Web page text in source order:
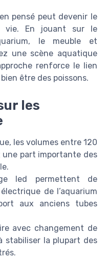
pensé peut devenir le
vie. En jouant sur le
le meuble et
une scène aquatique
renforce le lien
être des poissons.
les
les volumes entre 120
part importante des
led permettent de
de l’aquarium
aux anciens tubes
avec changement de
stabiliser la plupart des